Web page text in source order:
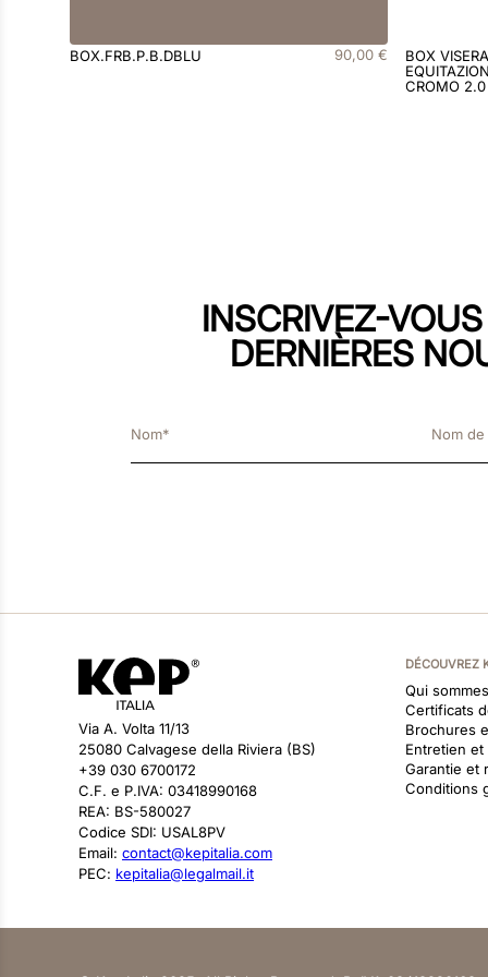
BOX.FRB.P.B.DBLU 90,00 €
BOX
CROMO
INSCRIVEZ-
DERNIÈRES
Via A. Volta 11/13
25080 Calvagese della Riviera (BS)
+39 030 6700172
C.F. e P.IVA: 03418990168
REA: BS-580027
Codice SDI: USAL8PV
Email: contact@kepitalia.com
PEC: kepitalia@legalmail.it
DÉCOUVREZ
Qui
Certificats
Brochures
Entretien et
Garantie et
Conditions